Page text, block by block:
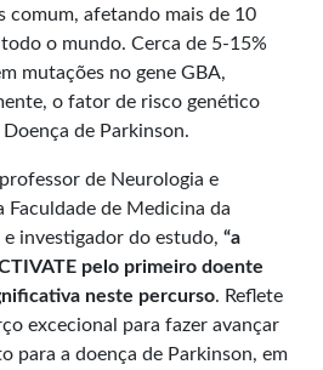
comum, afetando mais de 10
o mundo. Cerca de 5-15%
mutações no gene GBA,
o fator de risco genético
de Parkinson.
de Neurologia e
Faculdade de Medicina da
investigador do estudo, “a
pelo primeiro doente
neste percurso. Reflete
excecional para fazer avançar
para a doença de Parkinson, em